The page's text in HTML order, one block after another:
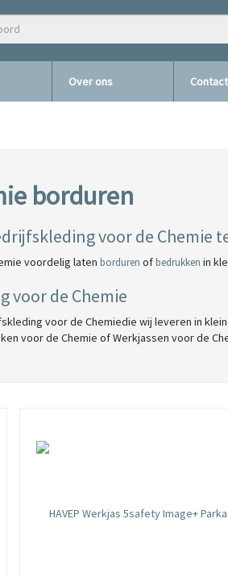
Over ons Contact
borduren
voor de Chemie
voordelig laten borduren of bedrukken in
voor de Chemie
voor de Chemiedie wij leveren in
voor de Chemie of Werkjassen voor de